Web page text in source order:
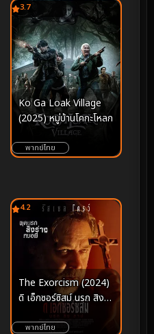
3.7
Ko Ga Loak Village
(2025) หมู่บ้านโคกะโหลก
พากย์ไทย
4.2
The Exorcism (2024)
ดิ เอ็กซอร์ซิสม์ นรก สิง
พากย์ไทย